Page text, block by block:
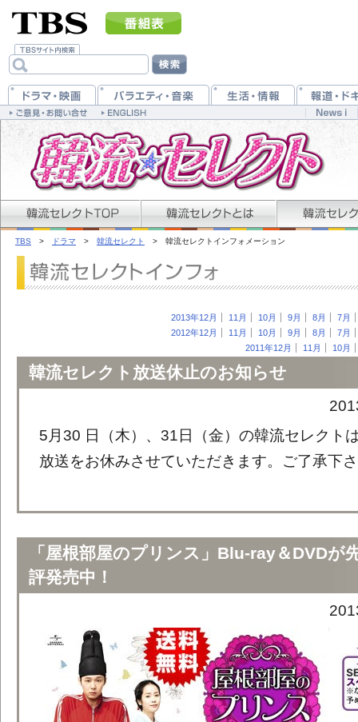
TBS > ドラマ > 韓流セレクト > 韓流セレクトインフォメーション
2013年12月 11月 10月 9月 8月
7月
2012年12月
11月 10月 9月 8月
7月
2011年12月
11月 10月
韓流セレクト放送休止のお知らせ
5月30 日（木）、31日（金）の韓流セレクト
放送をお休みさせていただきます。ご了承下
「屋根部屋のプリンス」Blu-ray＆DVDが
評発売中！